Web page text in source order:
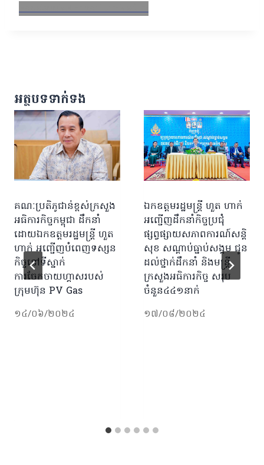
FacebookXEmailLinkedIn
អត្ថបទទាក់ទង
គណៈប្រតិភូជាន់ខ្ពស់ក្រសួង
អធិការកិច្ចកម្ពុជា ដឹកនាំ
ដោយឯកឧត្តមរដ្ឋមន្រ្តី ហួត
ហាក់ អញ្ជើញបំពេញទស្សន
កិច្ចនៅទីស្នាក់
ការចែកចាយហ្គាសរបស់
ក្រុមហ៊ុន PV Gas
១៤/០៦/២០២៤
ឯកឧត្តមរដ្ឋមន្ត្រី ហួត ហាក់
អញ្ជើញដឹកនាំកិច្ចប្រជុំ
ផ្សព្វផ្សាយសភាពការណ៍សន្តិ
សុខ សណ្តាប់ធ្នាប់សង្គម ជូន
ដល់ថ្នាក់ដឹកនាំ និងមន្ត្រី
ក្រសួងអធិការកិច្ច សរុប
ចំនួន៤៤១នាក់
១៧/០៨/២០២៤